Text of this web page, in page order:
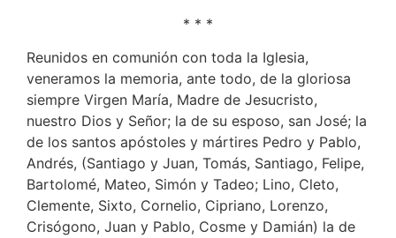
* * *
Reunidos en comunión con toda la Iglesia,
veneramos la memoria, ante todo, de la gloriosa
siempre Virgen María, Madre de Jesucristo,
nuestro Dios y Señor; la de su esposo, san José; la
de los santos apóstoles y mártires Pedro y Pablo,
Andrés, (Santiago y Juan, Tomás, Santiago, Felipe,
Bartolomé, Mateo, Simón y Tadeo; Lino, Cleto,
Clemente, Sixto, Cornelio, Cipriano, Lorenzo,
Crisógono, Juan y Pablo, Cosme y Damián) la de